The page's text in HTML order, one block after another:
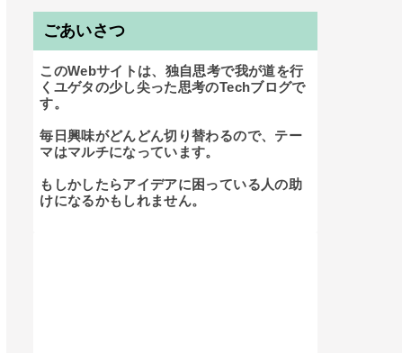
ごあいさつ
このWebサイトは、独自思考で我が道を行
くユゲタの少し尖った思考のTechブログで
す。
毎日興味がどんどん切り替わるので、テー
マはマルチになっています。
もしかしたらアイデアに困っている人の助
けになるかもしれません。